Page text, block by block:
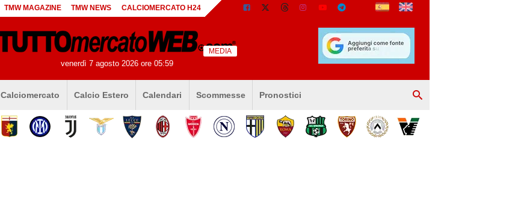
TMW MAGAZINE TMW NEWS CALCIOMERCATO H24
venerdì 7 agosto 2026 ore 05:59
MEDIA
Calciomercato Calcio Estero Calendari Scommesse Pronostici